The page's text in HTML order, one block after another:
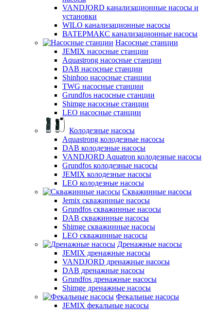
VANDJORD канализационные насосы и
установки
WILO канализационные насосы
ВАТЕРМАКС канализационные насосы
Насосные станции
JEMIX насосные станции
Aquastrong насосные станции
DAB насосные станции
Shinhoo насосные станции
TWG насосные станции
Grundfos насосные станции
Shimge насосные станции
LEO насосные станции
Колодезные насосы
Aquastrong колодезные насосы
DAB колодезные насосы
VANDJORD Aquatron колодезные насосы
Grundfos колодезные насосы
JEMIX колодезные насосы
LEO колодезные насосы
Скважинные насосы
Jemix cкважинные насосы
Grundfos скважинные насосы
DAB скважинные насосы
Shimge скважинные насосы
LEO скважинные насосы
Дренажные насосы
JEMIX дренажные насосы
VANDJORD дренажные насосы
DAB дренажные насосы
Grundfos дренажные насосы
Shimge дренажные насосы
Фекальные насосы
JEMIX фекальные насосы